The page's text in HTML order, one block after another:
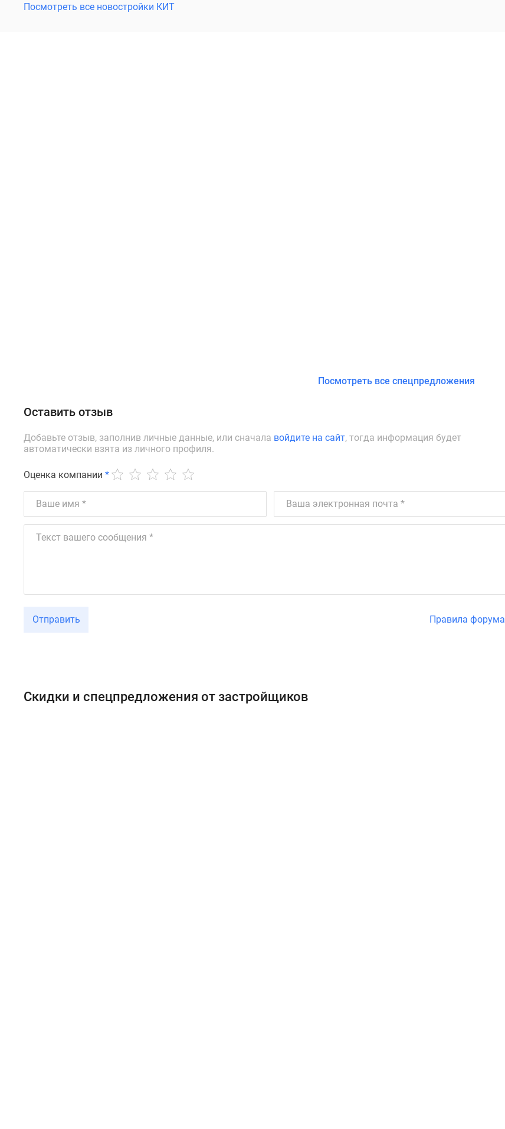
Посмотреть все новостройки КИТ
Посмотреть все спецпредложения
Оставить отзыв
Добавьте отзыв, заполнив личные данные, или сначала войдите на сайт, тогда информация будет
автоматически взята из личного профиля.
Оценка компании *
Отправить Правила форума
Скидки и спецпредложения от застройщиков